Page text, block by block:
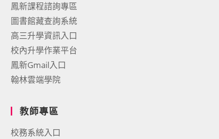
鳳新課程諮詢專區
圖書館藏查詢系統
高三升學資訊入口
校內升學作業平台
鳳新Gmail入口
翰林雲端學院
教師專區
校務系統入口